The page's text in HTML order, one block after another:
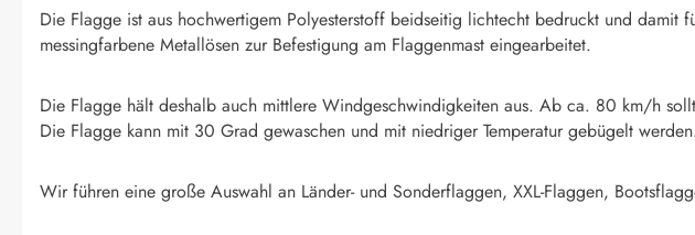
Die Flagge ist aus hochwertigem Polyesterstoff beidseitig lichtecht bedruckt und damit
messingfarbene Metallösen zur Befestigung am Flaggenmast eingearbeitet.
Die Flagge hält deshalb auch mittlere Windgeschwindigkeiten aus. Ab ca. 80 km/h
Die Flagge kann mit 30 Grad gewaschen und mit niedriger Temperatur gebügelt
Wir führen eine große Auswahl an Länder- und Sonderflaggen, XXL-Flaggen,